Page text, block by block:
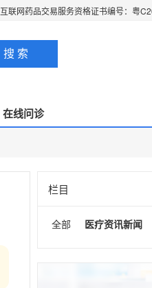
互联网药品交易服务资格证书编号：粤
搜 索
在线问诊
栏目
全部 医疗资讯新闻